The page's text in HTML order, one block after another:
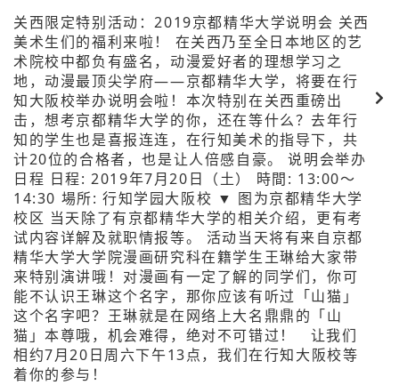
关西限定特别活动：2019京都精华大学说明会 关西
美术生们的福利来啦！ 在关西乃至全日本地区的艺
术院校中都负有盛名，动漫爱好者的理想学习之
地，动漫最顶尖学府——京都精华大学，将要在行
知大阪校举办说明会啦！本次特别在关西重磅出
击，想考京都精华大学的你，还在等什么？去年行
知的学生也是喜报连连，在行知美术的指导下，共
计20位的合格者，也是让人倍感自豪。 说明会举办
日程 日程: 2019年7月20日（土） 時間: 13:00〜
14:30 場所: 行知学园大阪校 ▼ 图为京都精华大学
校区 当天除了有京都精华大学的相关介绍，更有考
试内容详解及就职情报等。 活动当天将有来自京都
精华大学大学院漫画研究科在籍学生王琳给大家带
来特别演讲哦！对漫画有一定了解的同学们，你可
能不认识王琳这个名字，那你应该有听过「山猫」
这个名字吧？王琳就是在网络上大名鼎鼎的「山
猫」本尊哦，机会难得，绝对不可错过！ 让我们
相约7月20日周六下午13点，我们在行知大阪校等
着你的参与！